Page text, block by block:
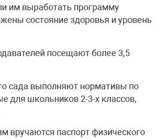
им выработать программу
состояние здоровья и уровень
посещают более 3,5
сада выполняют нормативы по
для школьников 2-3-х классов,
вручаются паспорт физического